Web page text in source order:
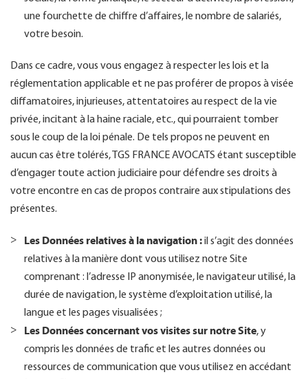
une fourchette de chiffre d’affaires, le nombre de salariés,
votre besoin.
Dans ce cadre, vous vous engagez à respecter les lois et la
réglementation applicable et ne pas proférer de propos à visée
diffamatoires, injurieuses, attentatoires au respect de la vie
privée, incitant à la haine raciale, etc., qui pourraient tomber
sous le coup de la loi pénale. De tels propos ne peuvent en
aucun cas être tolérés, TGS FRANCE AVOCATS étant susceptible
d’engager toute action judiciaire pour défendre ses droits à
votre encontre en cas de propos contraire aux stipulations des
présentes.
Les Données relatives à la navigation :il s’agit des données
relatives à la manière dont vous utilisez notre Site
comprenant : l’adresse IP anonymisée, le navigateur utilisé, la
durée de navigation, le système d’exploitation utilisé, la
langue et les pages visualisées ;
Les Données concernant vos visites sur notre Site, y
compris les données de trafic et les autres données ou
ressources de communication que vous utilisez en accédant